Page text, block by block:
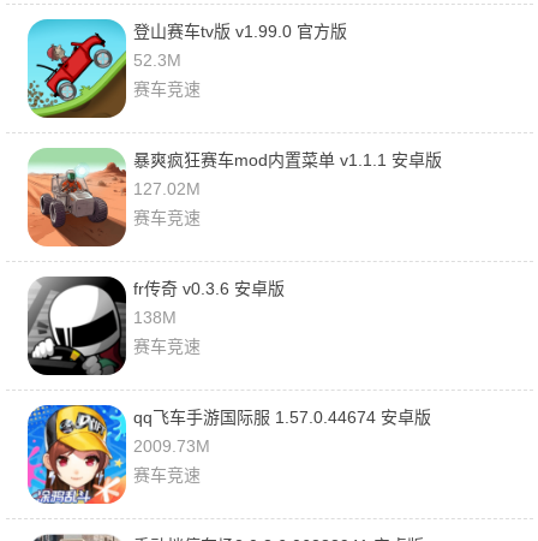
登山赛车tv版 v1.99.0 官方版
52.3M
赛车竞速
暴爽疯狂赛车mod内置菜单 v1.1.1 安卓版
127.02M
赛车竞速
fr传奇 v0.3.6 安卓版
138M
赛车竞速
qq飞车手游国际服 1.57.0.44674 安卓版
2009.73M
赛车竞速